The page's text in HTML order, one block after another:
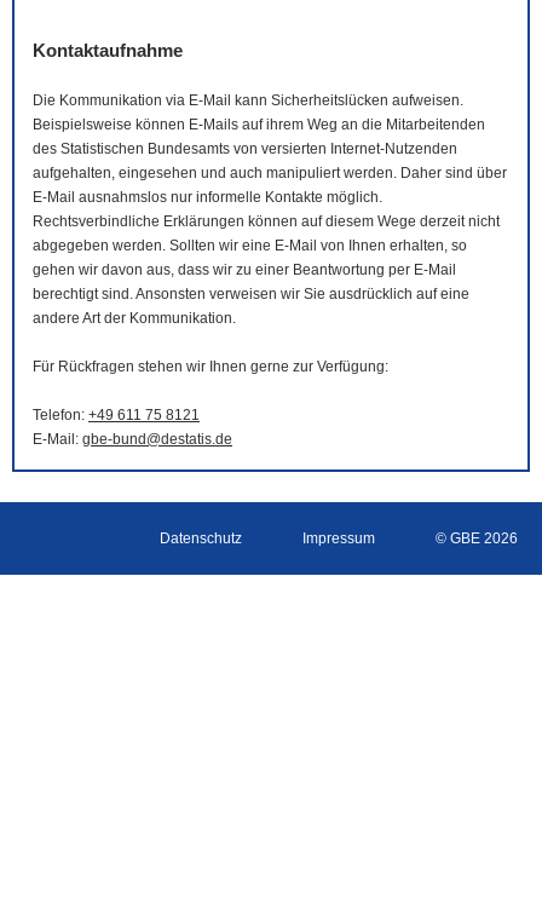
Kontaktaufnahme
Die Kommunikation via E-Mail
kann Sicherheitslücken aufweisen.
Beispielsweise können E-Mails auf ihrem Weg an die Mitarbeitenden
des Statistischen Bundesamts von versierten Internet-Nutzenden
aufgehalten, eingesehen und auch manipuliert werden. Daher sind über
E-Mail ausnahmslos nur informelle Kontakte möglich.
Rechtsverbindliche Erklärungen können auf diesem Wege derzeit nicht
abgegeben werden. Sollten wir eine E-Mail von Ihnen erhalten, so
gehen wir davon aus, dass wir zu einer Beantwortung per E-Mail
berechtigt sind. Ansonsten verweisen wir Sie ausdrücklich auf eine
andere Art der Kommunikation.
Für Rückfragen stehen wir Ihnen gerne zur Verfügung:
Telefon: +49 611 75 8121
E-Mail : gbe-bund@destatis.de
Datenschutz Impressum © GBE 2026